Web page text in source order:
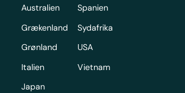
Australien
Grækenland
Grønland
Italien
Japan
Spanien
Sydafrika
USA
Vietnam